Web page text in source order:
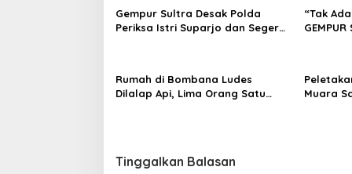
s
i
o
s
Gempur Sultra Desak Polda
Periksa Istri Suparjo dan Segera
“Tak
Rumah di Bombana Ludes
Dilalap Api, Lima Orang Satu
Muara
Tinggalkan Balasan